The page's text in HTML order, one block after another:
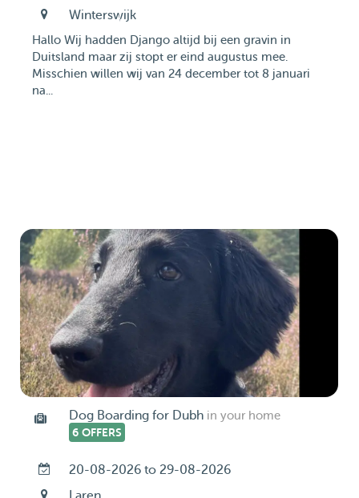
Winterswijk
Hallo Wij hadden Django altijd bij een gravin in
Duitsland maar zij stopt er eind augustus mee.
Misschien willen wij van 24 december tot 8 januari
na...
Dog Boarding for Dubh in your home
6 OFFERS
20-08-2026 to 29-08-2026